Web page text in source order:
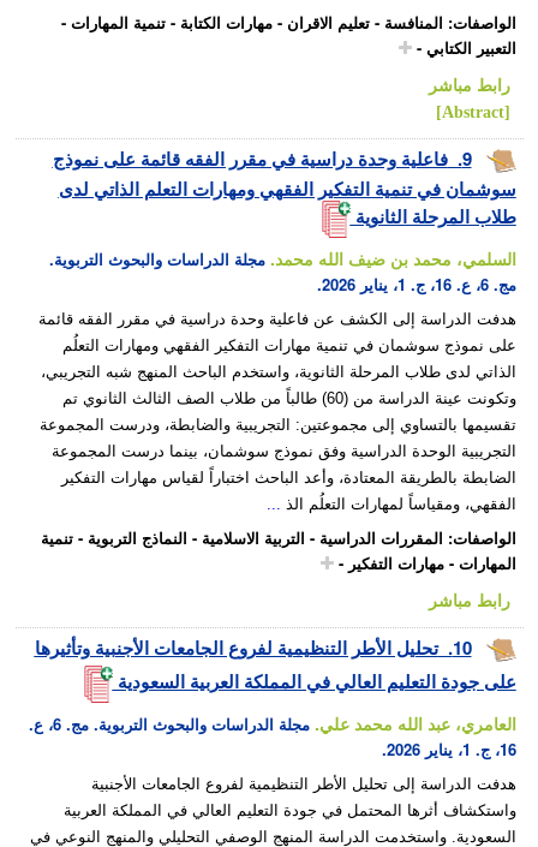
الواصفات: المنافسة -تعليم الاقران -مهارات الكتابة -تنمية المهارات -
التعبير الكتابي -
رابط مباشر
[Abstract]
9. فاعلية وحدة دراسية في مقرر الفقه قائمة على نموذج
سوشمان في تنمية التفكير الفقهي ومهارات التعلم الذاتي لدى
طلاب المرحلة الثانوية
السلمي، محمد بن ضيف الله محمد.مجلة الدراسات والبحوث التربوية.
مج. 6، ع. 16، ج. 1، يناير 2026.
هدفت الدراسة إلى الكشف عن فاعلية وحدة دراسية في مقرر الفقه قائمة
على نموذج سوشمان في تنمية مهارات التفكير الفقهي ومهارات التعلُم
الذاتي لدى طلاب المرحلة الثانوية، واستخدم الباحث المنهج شبه التجريبي،
وتكونت عينة الدراسة من (60) طالباً من طلاب الصف الثالث الثانوي تم
تقسيمها بالتساوي إلى مجموعتين: التجريبية والضابطة، ودرست المجموعة
التجريبية الوحدة الدراسية وفق نموذج سوشمان، بينما درست المجموعة
الضابطة بالطريقة المعتادة، وأعد الباحث اختباراً لقياس مهارات التفكير
الفقهي، ومقياساً لمهارات التعلُم الذ
الواصفات: المقررات الدراسية - التربية الاسلامية - النماذج التربوية -تنمية
المهارات -مهارات التفكير -
رابط مباشر
10. تحليل الأطر التنظيمية لفروع الجامعات الأجنبية وتأثيرها
على جودة التعليم العالي في المملكة العربية السعودية
العامري، عبد الله محمد علي.
مجلة الدراسات والبحوث التربوية. مج. 6، ع.
16، ج. 1، يناير 2026.
هدفت الدراسة إلى تحليل الأطر التنظيمية لفروع الجامعات الأجنبية
واستكشاف أثرها المحتمل في جودة التعليم العالي في المملكة العربية
السعودية. واستخدمت الدراسة المنهج الوصفي التحليلي والمنهج النوعي في